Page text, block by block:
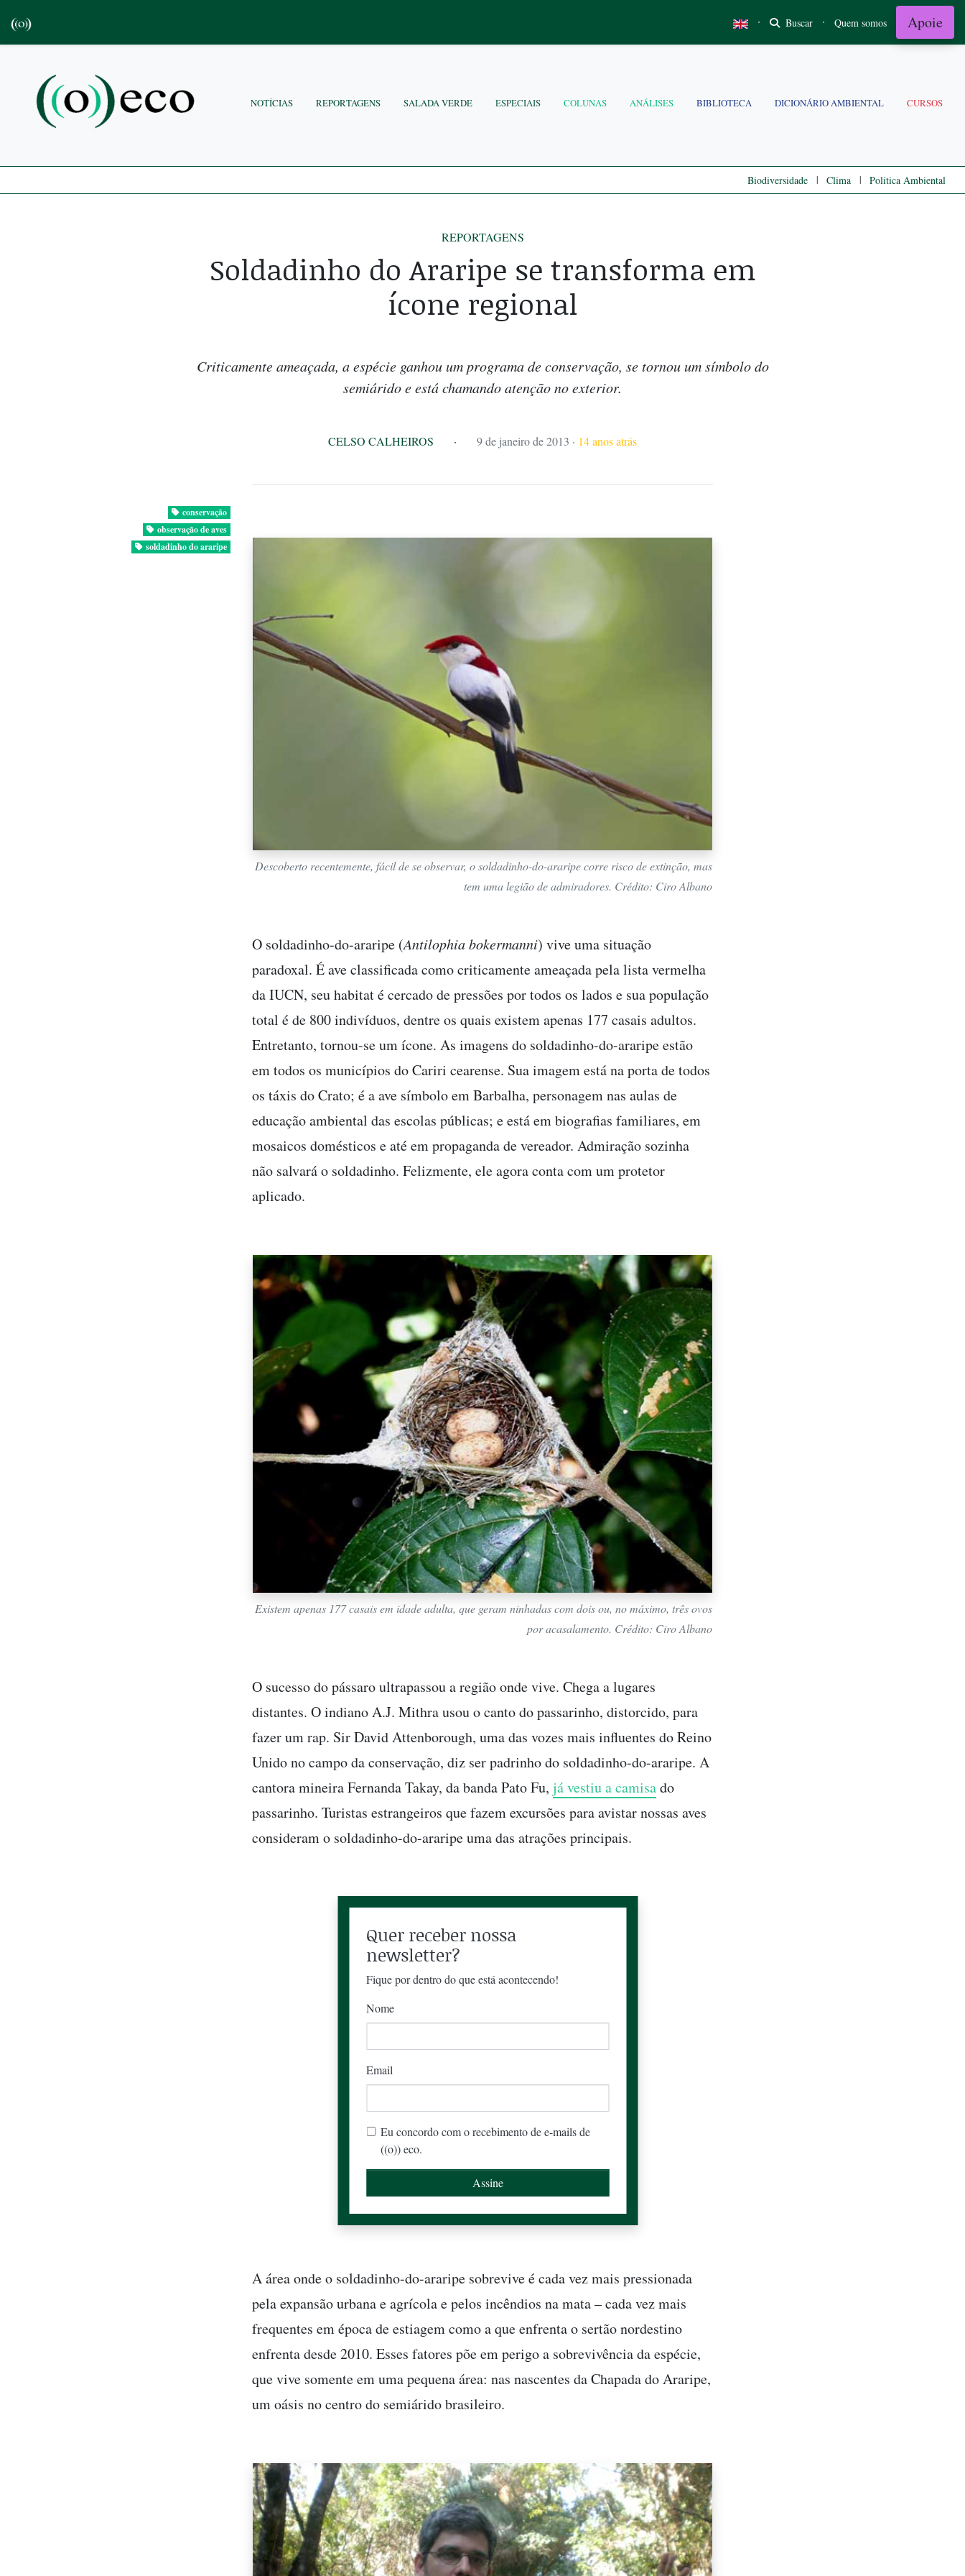
· Buscar · Quem somos Apoie
NOTÍCIAS REPORTAGENS SALADA VERDE ESPECIAIS COLUNAS ANÁLISES BIBLIOTECA DICIONÁRIO AMBIENTAL CURSOS
Biodiversidade | Clima | Politica Ambiental
REPORTAGENS
Soldadinho do Araripe se transforma em
ícone regional
Criticamente ameaçada, a espécie ganhou um programa de conservação, se tornou um símbolo do
semiárido e está chamando atenção no exterior.
CELSO CALHEIROS · 9 de janeiro de 2013 · 14 anos atrás
conservação
observação de aves
soldadinho do araripe
Descoberto recentemente, fácil de se observar, o soldadinho-do-araripe corre risco de extinção, mas
tem uma legião de admiradores. Crédito: Ciro Albano
O soldadinho-do-araripe (Antilophia bokermanni) vive uma situação
paradoxal. É ave classificada como criticamente ameaçada pela lista vermelha
da IUCN, seu habitat é cercado de pressões por todos os lados e sua população
total é de 800 indivíduos, dentre os quais existem apenas 177 casais adultos.
Entretanto, tornou-se um ícone. As imagens do soldadinho-do-araripe estão
em todos os municípios do Cariri cearense. Sua imagem está na porta de todos
os táxis do Crato; é a ave símbolo em Barbalha, personagem nas aulas de
educação ambiental das escolas públicas; e está em biografias familiares, em
mosaicos domésticos e até em propaganda de vereador. Admiração sozinha
não salvará o soldadinho. Felizmente, ele agora conta com um protetor
aplicado.
Existem apenas 177 casais em idade adulta, que geram ninhadas com dois ou, no máximo, três ovos
por acasalamento. Crédito: Ciro Albano
O sucesso do pássaro ultrapassou a região onde vive. Chega a lugares
distantes. O indiano A.J. Mithra usou o canto do passarinho, distorcido, para
fazer um rap. Sir David Attenborough, uma das vozes mais influentes do Reino
Unido no campo da conservação, diz ser padrinho do soldadinho-do-araripe. A
cantora mineira Fernanda Takay, da banda Pato Fu, já vestiu a camisado
passarinho. Turistas estrangeiros que fazem excursões para avistar nossas aves
consideram o soldadinho-do-araripe uma das atrações principais.
Quer receber nossa
newsletter?
Fique por dentro do que está acontecendo!
Nome
Email
Eu concordo com o recebimento de e-mails de
((o)) eco.
A área onde o soldadinho-do-araripe sobrevive é cada vez mais pressionada
pela expansão urbana e agrícola e pelos incêndios na mata – cada vez mais
frequentes em época de estiagem como a que enfrenta o sertão nordestino
enfrenta desde 2010. Esses fatores põe em perigo a sobrevivência da espécie,
que vive somente em uma pequena área: nas nascentes da Chapada do Araripe,
um oásis no centro do semiárido brasileiro.